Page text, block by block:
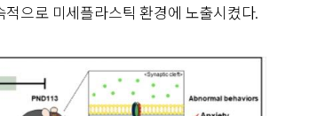
으로 미세플라스틱 환경에 노출시켰다.